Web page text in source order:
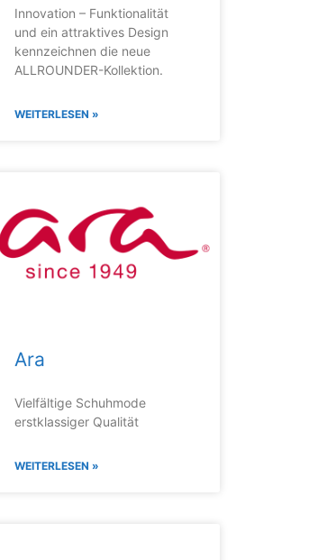
Innovation – Funktionalität
und ein attraktives Design
kennzeichnen die neue
ALLROUNDER-Kollektion.
WEITERLESEN »
Ara
Vielfältige Schuhmode
erstklassiger Qualität
WEITERLESEN »